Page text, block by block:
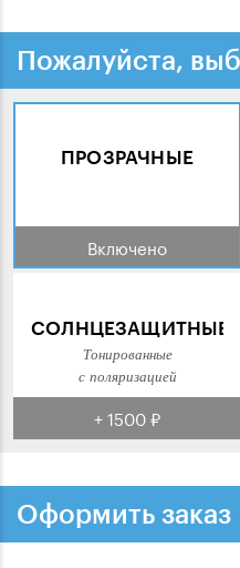
Пожалуйста,
ПРОЗРАЧНЫЕ
Включено
СОЛНЦЕЗАЩИТНЫЕ
Тонированные
с поляризацией
+ 1500 ₽
Оформить заказ